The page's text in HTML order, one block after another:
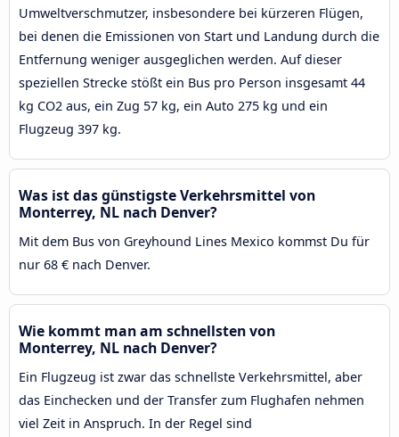
Umweltverschmutzer, insbesondere bei kürzeren Flügen,
bei denen die Emissionen von Start und Landung durch die
Entfernung weniger ausgeglichen werden. Auf dieser
speziellen Strecke stößt ein Bus pro Person insgesamt 44
kg CO2 aus, ein Zug 57 kg, ein Auto 275 kg und ein
Flugzeug 397 kg.
Was ist das günstigste Verkehrsmittel von
Monterrey, NL nach Denver?
Mit dem Bus von Greyhound Lines Mexico kommst Du für
nur 68 € nach Denver.
Wie kommt man am schnellsten von
Monterrey, NL nach Denver?
Ein Flugzeug ist zwar das schnellste Verkehrsmittel, aber
das Einchecken und der Transfer zum Flughafen nehmen
viel Zeit in Anspruch. In der Regel sind